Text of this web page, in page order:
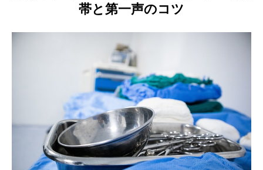
帯と第一声のコツ